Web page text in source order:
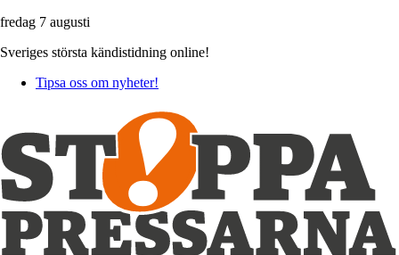
fredag 7 augusti
Sveriges största kändistidning online!
Tipsa oss om nyheter!